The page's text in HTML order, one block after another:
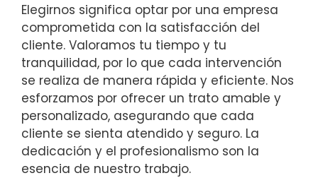
Elegirnos significa optar por una empresa
comprometida con la satisfacción del
cliente. Valoramos tu tiempo y tu
tranquilidad, por lo que cada intervención
se realiza de manera rápida y eficiente. Nos
esforzamos por ofrecer un trato amable y
personalizado, asegurando que cada
cliente se sienta atendido y seguro. La
dedicación y el profesionalismo son la
esencia de nuestro trabajo.